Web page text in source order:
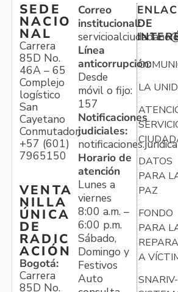
SEDE
NACIO
NAL
Carrera
85D No.
46A – 65
Complejo
logístico
San
Cayetano
Conmutador:
+57 (601)
7965150
VENTA
NILLA
ÚNICA
DE
RADIC
ACIÓN
Bogotá:
Carrera
85D No.
Correo
institucional:
Línea
anticorrupción:
Desde
móvil o fijo:
157
Notificaciones
judiciales:
Horario de
atención
Lunes a
viernes
8:00 a.m. –
6:00 p.m.
Sábado,
Domingo y
Festivos
Auto
DE
LA
DATOS
PARA
PAZ
FONDO
PARA
A
SNARIV-